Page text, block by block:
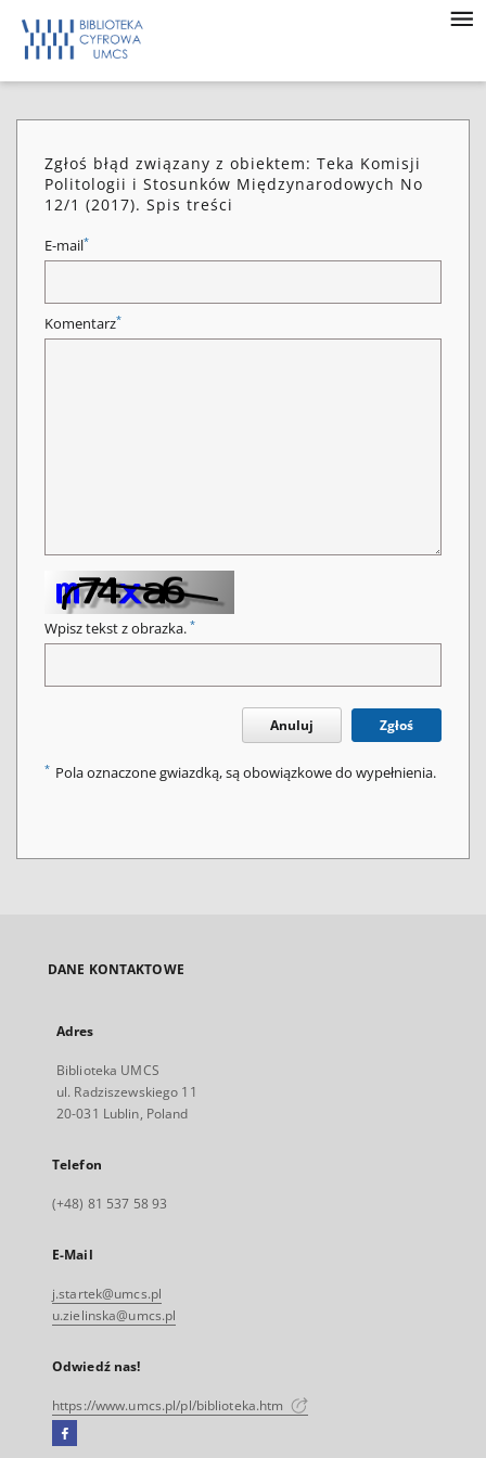
Zgłoś błąd związany z obiektem: Teka Komisji
Politologii i Stosunków Międzynarodowych No
12/1 (2017). Spis treści
E-mail*
Komentarz*
Wpisz tekst z obrazka. *
Anuluj Zgłoś
* Pola oznaczone gwiazdką, są obowiązkowe do wypełnienia.
DANE KONTAKTOWE
Adres
Biblioteka UMCS
ul. Radziszewskiego 11
20-031 Lublin, Poland
Telefon
(+48) 81 537 58 93
E-Mail
j.startek@umcs.pl
u.zielinska@umcs.pl
Odwiedź nas!
https://www.umcs.pl/pl/biblioteka.htm
Facebook